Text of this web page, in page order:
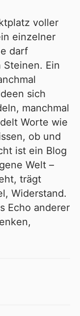
voller
einzelner
darf
Steinen. Ein
sich
manchmal
Worte wie
ob und
ist ein Blog
Welt –
trägt
Widerstand.
Echo anderer